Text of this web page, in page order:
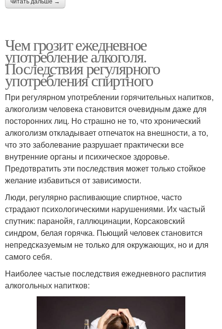
читать дальше →
Чем грозит ежедневное
употребление алкоголя.
Последствия регулярного
употребления спиртного
При регулярном употреблении горячительных напитков,
алкоголизм человека становится очевидным даже для
посторонних лиц. Но страшно не то, что хронический
алкоголизм откладывает отпечаток на внешности, а то,
что это заболевание разрушает практически все
внутренние органы и психическое здоровье.
Предотвратить эти последствия может только стойкое
желание избавиться от зависимости.
Люди, регулярно распивающие спиртное, часто
страдают психологическими нарушениями. Их частый
спутник: паранойя, галлюцинации, Корсаковский
синдром, белая горячка. Пьющий человек становится
непредсказуемым не только для окружающих, но и для
самого себя.
Наиболее частые последствия ежедневного распития
алкогольных напитков: